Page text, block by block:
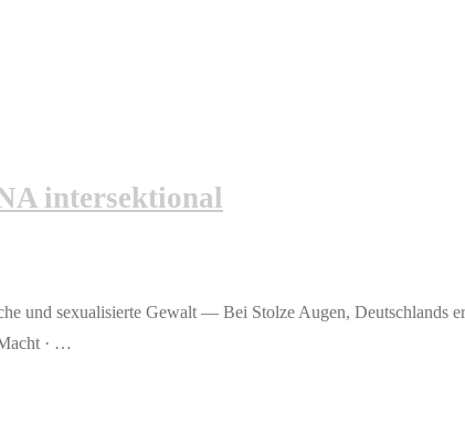
intersektional
und sexualisierte Gewalt — Bei Stolze Augen, Deutschlands
· …